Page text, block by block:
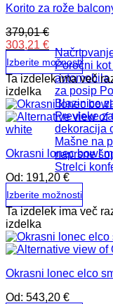
Poročni
avtomobila
za posip
Blazinice
Prevleke
dekoracija
Mašne na
naprsne
Strelci
Korito za rože
379,01€
303,21 €
Izberite možnosti
Ta izdelek ima več
izdelka
Okrasni lonec bowl
Od: 191,20 €
Izberite možnosti
Ta izdelek ima več
izdelka
Okrasni lonec elco
Od: 543,20 €